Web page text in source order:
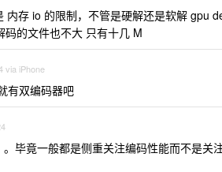
内存 io 的限制，不管是硬解还是软解 gpu
码的文件也不大 只有十几 M
via iPhone
有双编码器吧
毕竟一般都是侧重关注编码性能而不是关